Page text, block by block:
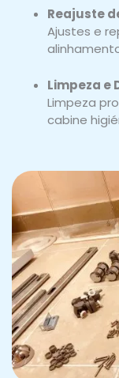
Reajuste
Ajustes e
Limpeza e
Limpeza
cabine